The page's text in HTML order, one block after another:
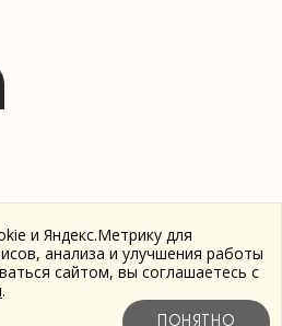
данных
и Яндекс.Метрику для
анализа и улучшения работы
сайтом, вы соглашаетесь с
.
ПОНЯТНО